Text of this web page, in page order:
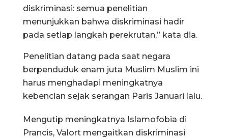
diskriminasi: semua penelitian
menunjukkan bahwa diskriminasi hadir
pada setiap langkah perekrutan,” kata dia.
Penelitian datang pada saat negara
berpenduduk enam juta Muslim Muslim ini
harus menghadapi meningkatnya
kebencian sejak serangan Paris Januari lalu.
Mengutip meningkatnya Islamofobia di
Prancis, Valort mengaitkan diskriminasi